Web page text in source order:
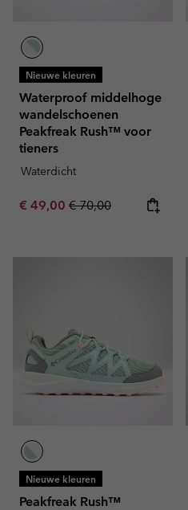
Nieuwe kleuren
Waterproof middelhoge
wandelschoenen
Peakfreak Rush™ voor
tieners
Waterdicht
Sale price:
€ 49,00 Regular price:
€ 70,00
Nieuwe kleuren
Peakfreak Rush™